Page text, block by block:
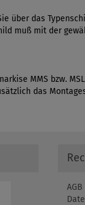
über das
muß mit der
MMS bzw.
das